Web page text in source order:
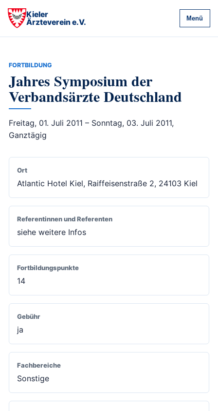
Kieler
Ärzteverein e.V.
Menü
FORTBILDUNG
Jahres Symposium der
Verbandsärzte Deutschland
Freitag, 01. Juli 2011 – Sonntag, 03. Juli 2011,
Ganztägig
Ort
Atlantic Hotel Kiel, Raiffeisenstraße 2, 24103 Kiel
Referentinnen und Referenten
siehe weitere Infos
Fortbildungspunkte
14
Gebühr
ja
Fachbereiche
Sonstige